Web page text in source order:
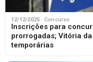
12/12/2025 · Concurso
Inscrições para
prorrogadas; Vitória
temporárias